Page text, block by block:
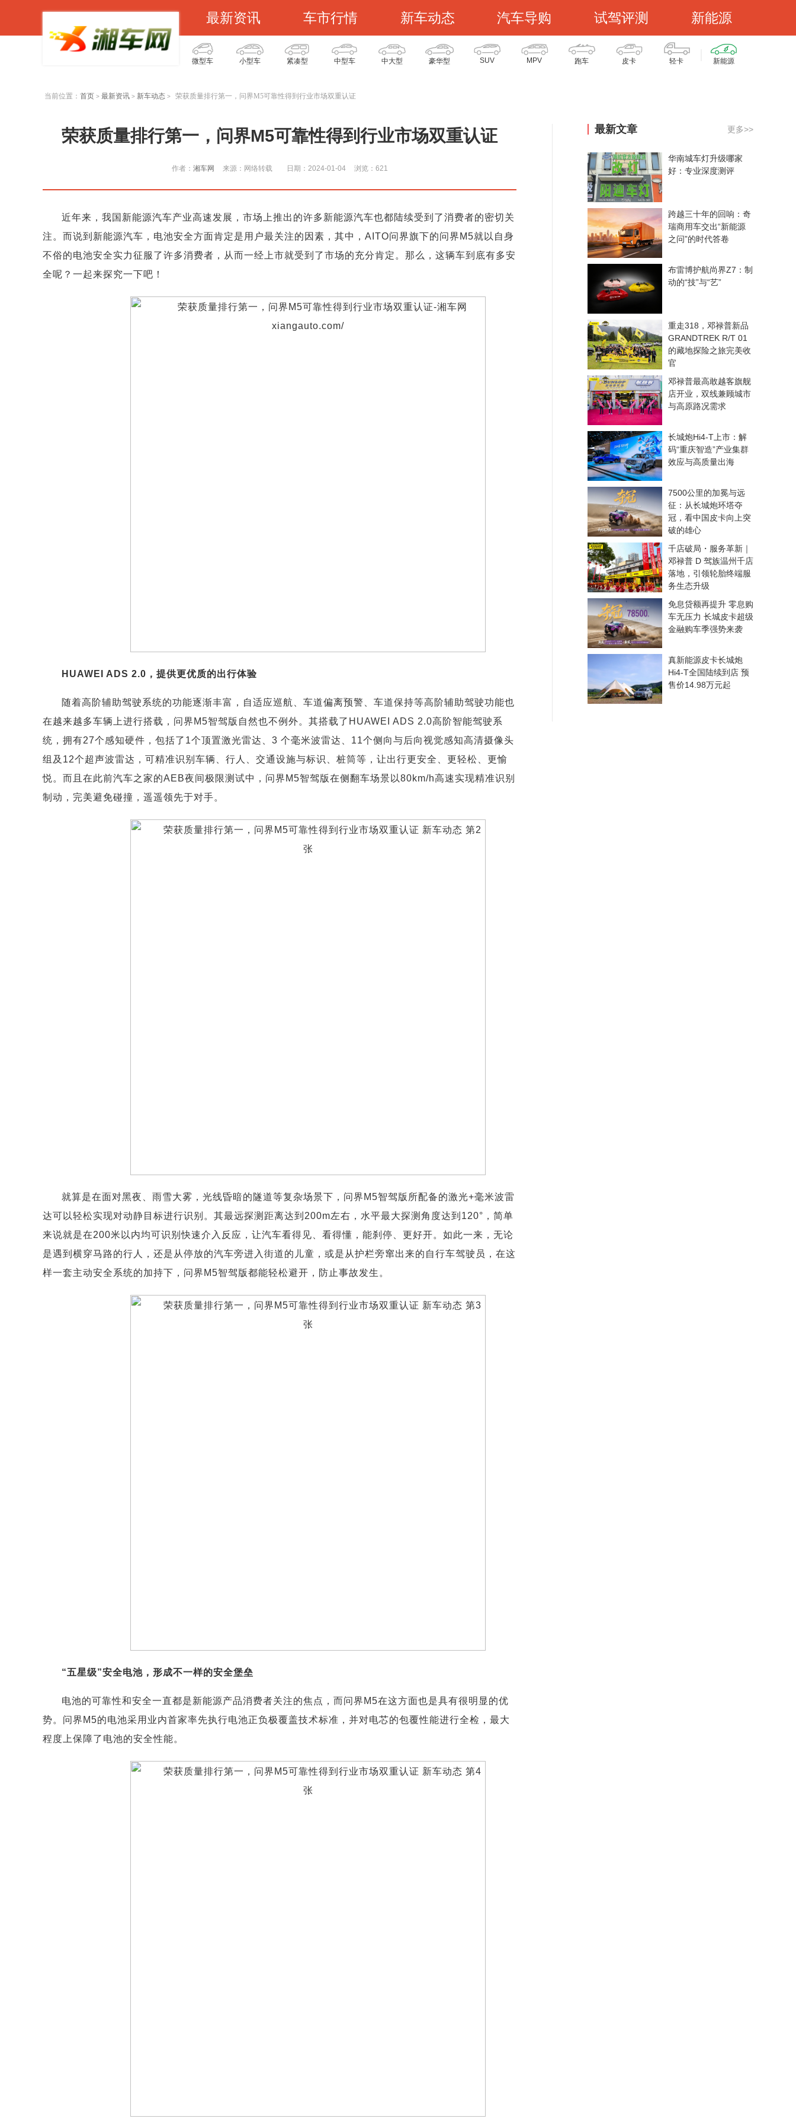
最新资讯 车市行情 新车动态 汽车导购 试驾评测 新能源
微型车 小型车 紧凑型 中型车 中大型 豪华型 SUV MPV 跑车 皮卡 轻卡 新能源
当前位置： 首页 > 最新资讯 > 新车动态 > 荣获质量排行第一，问界M5可靠性得到行业市场双重认证
荣获质量排行第一，问界M5可靠性得到行业市场双重认证
作者： 湘车网 来源：网络转载 日期：2024-01-04 浏览：621
近年来，我国新能源汽车产业高速发展，市场上推出的许多新能源汽车也都陆续受到了消费者的密切关
注。而说到新能源汽车，电池安全方面肯定是用户最关注的因素，其中，AITO问界旗下的问界M5就以自身
不俗的电池安全实力征服了许多消费者，从而一经上市就受到了市场的充分肯定。那么，这辆车到底有多安
全呢？一起来探究一下吧！
HUAWEI ADS 2.0，提供更优质的出行体验
随着高阶辅助驾驶系统的功能逐渐丰富，自适应巡航、车道偏离预警、车道保持等高阶辅助驾驶功能也
在越来越多车辆上进行搭载，问界M5智驾版自然也不例外。其搭载了HUAWEI ADS 2.0高阶智能驾驶系
统，拥有27个感知硬件，包括了1个顶置激光雷达、3 个毫米波雷达、11个侧向与后向视觉感知高清摄像头
组及12个超声波雷达，可精准识别车辆、行人、交通设施与标识、桩筒等，让出行更安全、更轻松、更愉
悦。而且在此前汽车之家的AEB夜间极限测试中，问界M5智驾版在侧翻车场景以80km/h高速实现精准识别
制动，完美避免碰撞，遥遥领先于对手。
就算是在面对黑夜、雨雪大雾，光线昏暗的隧道等复杂场景下，问界M5智驾版所配备的激光+毫米波雷
达可以轻松实现对动静目标进行识别。其最远探测距离达到200m左右，水平最大探测角度达到120°，简单
来说就是在200米以内均可识别快速介入反应，让汽车看得见、看得懂，能刹停、更好开。如此一来，无论
是遇到横穿马路的行人，还是从停放的汽车旁进入街道的儿童，或是从护栏旁窜出来的自行车驾驶员，在这
样一套主动安全系统的加持下，问界M5智驾版都能轻松避开，防止事故发生。
“五星级”安全电池，形成不一样的安全堡垒
电池的可靠性和安全一直都是新能源产品消费者关注的焦点，而问界M5在这方面也是具有很明显的优
势。问界M5的电池采用业内首家率先执行电池正负极覆盖技术标准，并对电芯的包覆性能进行全检，最大
程度上保障了电池的安全性能。
最新文章 更多>>
华南城车灯升级哪家
好：专业深度测评
跨越三十年的回响：奇
瑞商用车交出“新能源
之问”的时代答卷
布雷博护航尚界Z7：制
动的“技”与“艺”
重走318，邓禄普新品
GRANDTREK R/T 01
的藏地探险之旅完美收
官
邓禄普最高敢越客旗舰
店开业，双线兼顾城市
与高原路况需求
长城炮Hi4-T上市：解
码“重庆智造”产业集群
效应与高质量出海
7500公里的加冕与远
征：从长城炮环塔夺
冠，看中国皮卡向上突
破的雄心
千店破局・服务革新｜
邓禄普 D 驾族温州千店
落地，引领轮胎终端服
务生态升级
免息贷额再提升 零息购
车无压力 长城皮卡超级
金融购车季强势来袭
真新能源皮卡长城炮
Hi4-T全国陆续到店 预
售价14.98万元起